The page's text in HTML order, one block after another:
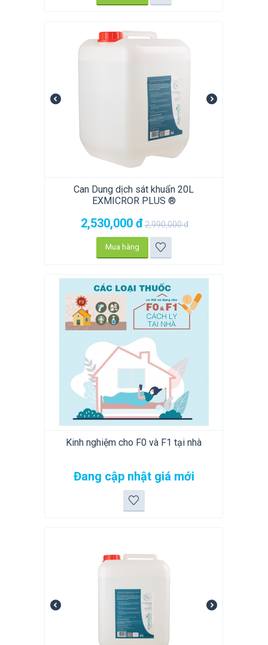
Can Dung dịch sát khuẩn 20L
EXMICROR PLUS ®
2,530,000 đ2,990,000đ
Mua hàng
Kinh nghiệm cho F0 và F1 tại nhà
Đang cập nhật giá mới